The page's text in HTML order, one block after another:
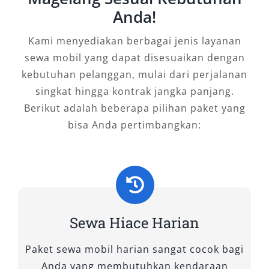
perjalanan. Baik untuk keperluan wisata alam,
acara keluarga besar, instansi pemerintahan,
hingga penjemputan bandara, mobil Hiace
menawarkan solusi praktis yang nyaman dan
ekonomis. Bagi Anda yang mencari rental
mobil Hiace Magelang dengan pilihan armada
terbaru dan layanan fleksibel, pastikan memilih
penyedia jasa terpercaya seperti Salsa Wisata.
Dalam mendukung kenyamanan dan efisiensi
perjalanan Anda di Magelang dan sekitarnya,
tipe mobil Hiace untuk disewa, yang siap
Anda!
Kami menyediakan berbagai jenis layanan
sewa mobil yang dapat disesuaikan dengan
kebutuhan pelanggan, mulai dari perjalanan
singkat hingga kontrak jangka panjang.
Berikut adalah beberapa pilihan paket yang
bisa Anda pertimbangkan:
Sewa Hiace Harian
Paket sewa mobil harian sangat cocok bagi
Anda yang membutuhkan kendaraan